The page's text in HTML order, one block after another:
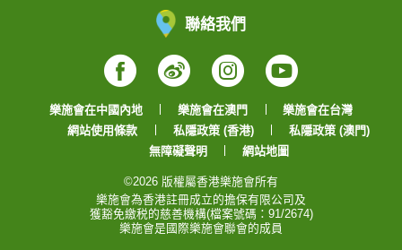
聯絡我們
Facebook
WeiboInstagram
YouTube
樂施會在中國內地 樂施會在澳門
樂施會在台灣
網站使用條款
私隱政策 (香港)
私隱政策 (澳門)
無障礙聲明
網站地圖
©2026 版權屬香港樂施會所有
樂施會為香港註冊成立的擔保有限公司及
獲豁免繳税的慈善機構(檔案號碼：91/2674)
樂施會是國際樂施會聯會的成員